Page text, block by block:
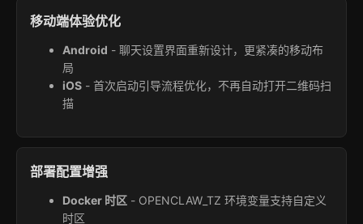
移动端体验优化
Android - 聊天设置界面重新设计，更紧凑的移动布
局
iOS - 首次启动引导流程优化，不再自动打开二维码扫
描
部署配置增强
Docker 时区 - OPENCLAW_TZ 环境变量支持自定义
时区